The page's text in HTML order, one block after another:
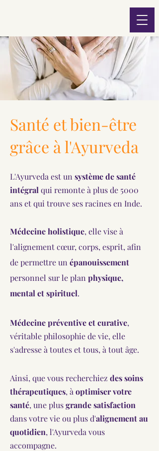
Santé et bien-être
grâce à l'Ayurveda
L'Ayurveda est un système de santé
intégral qui remonte à plus de 5000
ans et qui trouve ses racines en Inde.
Médecine holistique, elle vise à
l'alignement cœur, corps, esprit, afin
de permettre un épanouissement
personnel sur le plan physique,
mental et spirituel.
Médecine préventive et curative,
véritable philosophie de vie, elle
s'adresse à toutes et tous, à tout âge.
Ainsi, que vous recherchiez des soins
thérapeutiques, à optimiser votre
santé, une plusgrande satisfaction
dans votre vie ou plus d'alignement au
quotidien, l'Ayurveda vous
accompagne.